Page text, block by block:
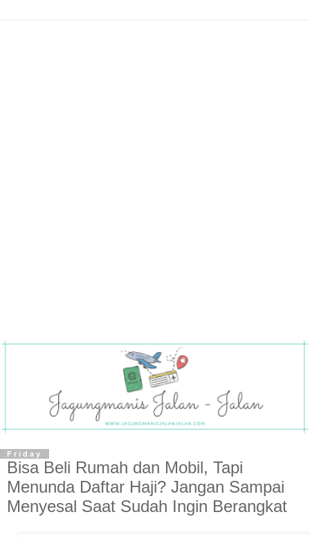
Friday
Bisa Beli Rumah dan Mobil, Tapi
Menunda Daftar Haji? Jangan Sampai
Menyesal Saat Sudah Ingin Berangkat